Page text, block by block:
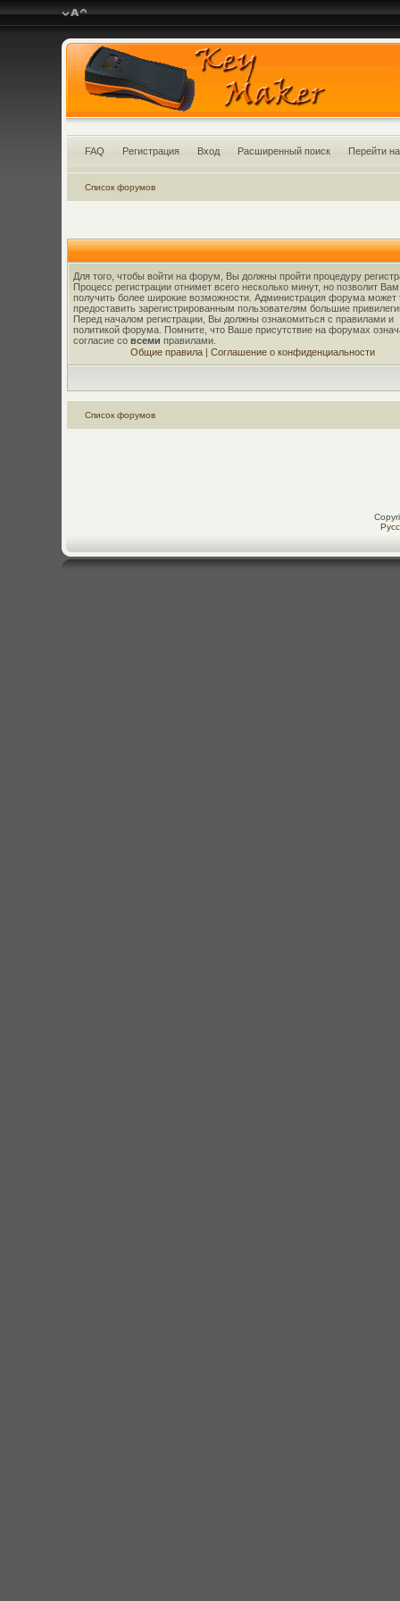
FAQ Регистрация Вход Расширенный поиск Перейти
Список форумов
Для того, чтобы войти на форум, Вы должны пройти процедуру
Процесс регистрации отнимет всего несколько минут, но позволит Вам
получить более широкие возможности. Администрация форума может
предоставить зарегистрированным пользователям большие
Перед началом регистрации, Вы должны ознакомиться с правилами и
политикой форума. Помните, что Ваше присутствие на форумах
согласие со всеми правилами.
Общие правила| Соглашение о конфиденциальности
Список форумов